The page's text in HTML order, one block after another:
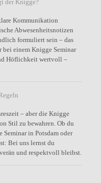
der Knigge?
Kommunikation
Abwesenheitsnotizen
formuliert sein – das
bei einem Knigge Seminar
Höflichkeit wertvoll –
– aber die Knigge
Stil zu bewahren. Ob du
in Potsdam oder
Bei uns lernst du
und respektvoll bleibst.